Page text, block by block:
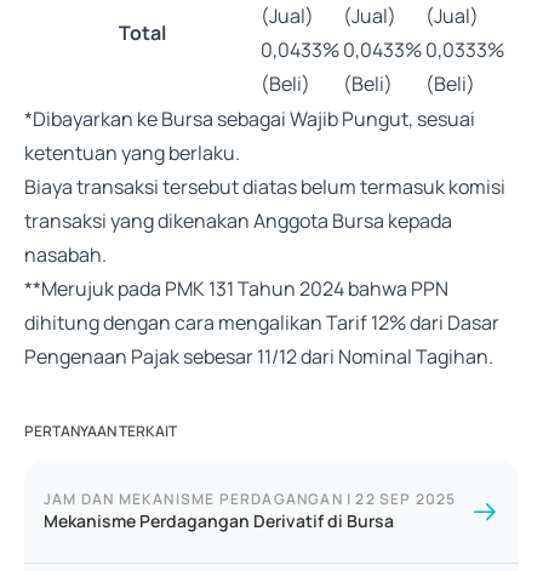
Total
(Jual)
0,0433%
(Beli)
(Jual)
0,0433%
(Beli)
(Jual)
0,0333%
(Beli)
*Dibayarkan ke Bursa sebagai Wajib Pungut, sesuai
ketentuan yang berlaku.
Biaya transaksi tersebut diatas belum termasuk komisi
transaksi yang dikenakan Anggota Bursa kepada
nasabah.
**Merujuk pada PMK 131 Tahun 2024 bahwa PPN
dihitung dengan cara mengalikan Tarif 12% dari Dasar
Pengenaan Pajak sebesar 11/12 dari Nominal Tagihan.
PERTANYAAN TERKAIT
JAM DAN MEKANISME PERDAGANGAN | 22 SEP 2025
Mekanisme Perdagangan Derivatif di Bursa